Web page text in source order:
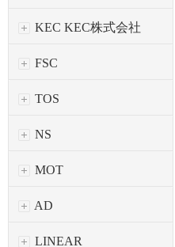
KEC KEC株式会社
FSC
TOS
NS
MOT
AD
LINEAR